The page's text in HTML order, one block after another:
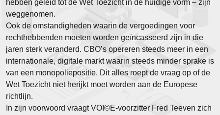
hebben geleid tot de Wet Toezicht in de huidige vorm – zijn
weggenomen.
Ook de omstandigheden waarin de vergoedingen voor
rechthebbenden moeten worden geïncasseerd zijn in die
jaren sterk veranderd. CBO’s opereren steeds meer in een
internationale, digitale markt waarin steeds minder sprake is
van een monopoliepositie. Dit alles roept de vraag op of de
Wet Toezicht niet herijkt moet worden aan de Europese
richtlijn.
In zijn voorwoord vraagt VOI©E-voorzitter Fred Teeven zich